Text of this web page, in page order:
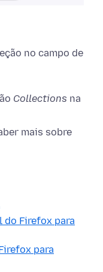
no campo de
Collections na
mais sobre
do Firefox para
para